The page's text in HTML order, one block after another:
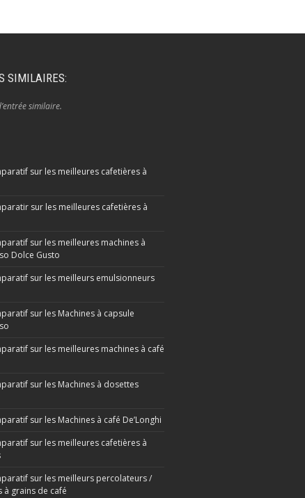
SIMILAIRES:
similaire.
sur les meilleures cafetières à
sur les meilleures cafetières à
sur les meilleures machines à
Dolce Gusto
sur les meilleurs emulsionneurs
sur les Machines à capsule
sur les meilleures machines à café
sur les Machines à dosettes
sur les Machines à café De’Longhi
sur les meilleures cafetières à
sur les meilleurs percolateurs /
à grains de café